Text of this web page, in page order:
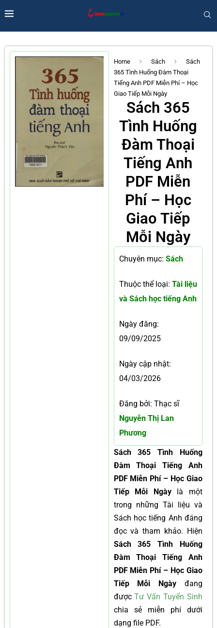
Home Sách
Sách
365 Tình Huống Đàm Thoại
Tiếng Anh PDF Miễn Phí – Học
Giao Tiếp Mỗi Ngày
Sách 365
Tình Huống
Đàm Thoại
Tiếng Anh
PDF Miễn
Phí – Học
Giao Tiếp
Mỗi Ngày
Chuyên mục: Sách
Thuộc thể loại: Tài liệu
và Sách học tiếng Anh
Ngày đăng:
09/09/2025
Ngày cập nhật:
04/03/2026
Đăng bởi: Thạc sĩ
Nguyễn Thị Lan
Phương
Sách 365 Tình Huống
Đàm Thoại Tiếng Anh
PDF Miễn Phí – Học Giao
Tiếp Mỗi Ngàylà một
trong những Tài liệu và
Sách học tiếng Anh đáng
đọc và tham khảo. Hiện
Sách 365 Tình Huống
Đàm Thoại Tiếng Anh
PDF Miễn Phí – Học Giao
Tiếp Mỗi Ngày đang
đượcTư Vấn Tuyển Sinh
chia sẻ miễn phí dưới
dạng file PDF.